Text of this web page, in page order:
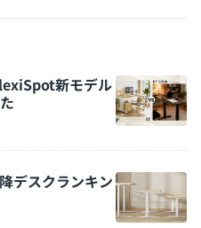
新モデル
デスクランキン